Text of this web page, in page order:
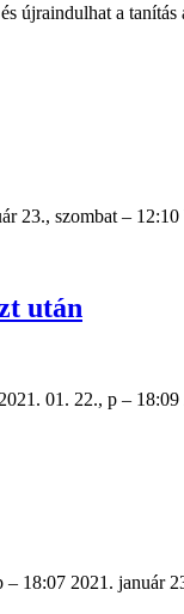
újraindulhat a
23., szombat –
után
01. 22., p –
18:07 2021. január